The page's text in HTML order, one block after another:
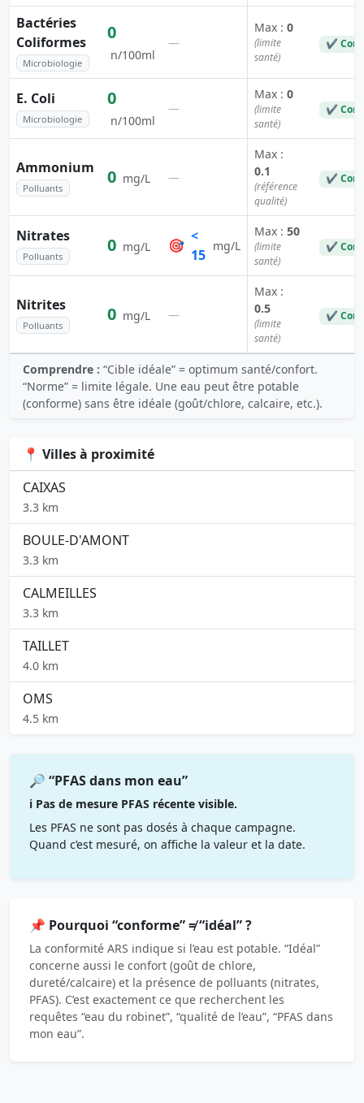
Bactéries
Coliformes
Microbiologie
0
n/100ml
—
Max : 0
(limite
santé)
✔
E. Coli
Microbiologie
0
n/100ml
—
Max : 0
(limite
santé)
✔
Ammonium
Polluants
0 mg/L —
Max :
0.1
(référence
qualité)
✔
Nitrates
Polluants
0 mg/L 🎯
<
15
mg/L
Max : 50
(limite
santé)
✔
Nitrites
Polluants
0 mg/L —
Max :
0.5
(limite
santé)
✔
Comprendre : “Cible idéale” = optimum santé/confort.
“Norme” = limite légale. Une eau peut être potable
(conforme) sans être idéale (goût/chlore, calcaire, etc.).
📍 Villes à proximité
CAIXAS
3.3 km
BOULE-D'AMONT
3.3 km
CALMEILLES
3.3 km
TAILLET
4.0 km
OMS
4.5 km
🔎 “PFAS dans mon eau”
ℹ️ Pas de mesure PFAS récente visible.
Les PFAS ne sont pas dosés à chaque campagne.
Quand c’est mesuré, on affiche la valeur et la date.
📌 Pourquoi “conforme” ≠ “idéal” ?
La conformité ARS indique si l’eau est potable. “Idéal”
concerne aussi le confort (goût de chlore,
dureté/calcaire) et la présence de polluants (nitrates,
PFAS). C’est exactement ce que recherchent les
requêtes “eau du robinet”, “qualité de l’eau”, “PFAS dans
mon eau”.